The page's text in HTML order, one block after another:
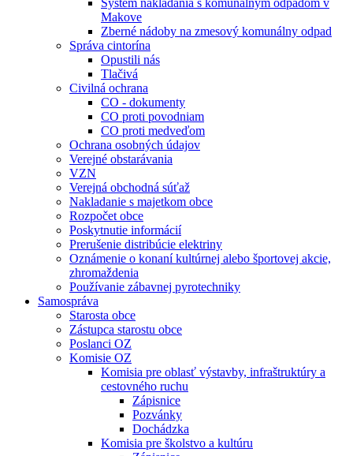
Systém nakladania s komunálnym odpadom v
Makove
Zberné nádoby na zmesový komunálny odpad
Správa cintorína
Opustili nás
Tlačivá
Civilná ochrana
CO - dokumenty
CO proti povodniam
CO proti medveďom
Ochrana osobných údajov
Verejné obstarávania
VZN
Verejná obchodná súťaž
Nakladanie s majetkom obce
Rozpočet obce
Poskytnutie informácií
Prerušenie distribúcie elektriny
Oznámenie o konaní kultúrnej alebo športovej akcie,
zhromaždenia
Používanie zábavnej pyrotechniky
Samospráva
Starosta obce
Zástupca starostu obce
Poslanci OZ
Komisie OZ
Komisia pre oblasť výstavby, infraštruktúry a
cestovného ruchu
Zápisnice
Pozvánky
Dochádzka
Komisia pre školstvo a kultúru